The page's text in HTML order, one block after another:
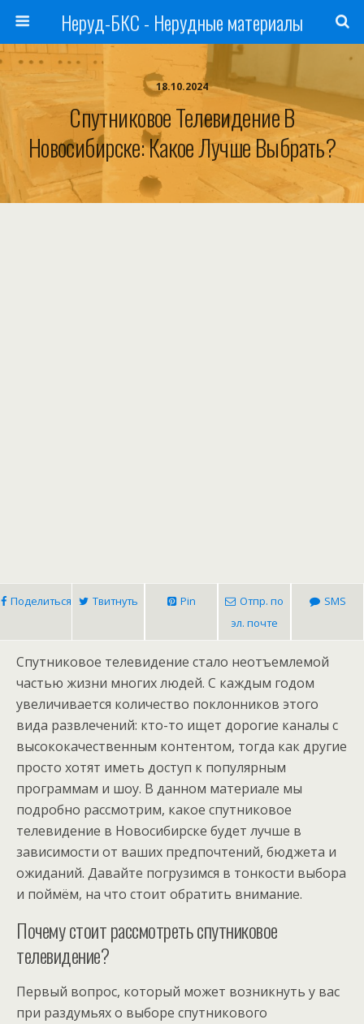
Неруд-БКС - Нерудные материалы
18.10.2024
Спутниковое Телевидение В
Новосибирске: Какое Лучше Выбрать?
Поделиться Твитнуть Pin
Отпр. по
эл. почте
SMS
Спутниковое телевидение стало неотъемлемой
частью жизни многих людей. С каждым годом
увеличивается количество поклонников этого
вида развлечений: кто-то ищет дорогие каналы с
высококачественным контентом, тогда как другие
просто хотят иметь доступ к популярным
программам и шоу. В данном материале мы
подробно рассмотрим, какое спутниковое
телевидение в Новосибирске будет лучше в
зависимости от ваших предпочтений, бюджета и
ожиданий. Давайте погрузимся в тонкости выбора
и поймём, на что стоит обратить внимание.
Почему стоит рассмотреть спутниковое
телевидение?
Первый вопрос, который может возникнуть у вас
при раздумьях о выборе спутникового